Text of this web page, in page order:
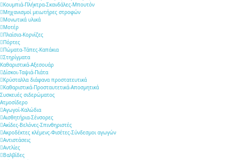
Κουμπιά-Πλήκτρα-Σκανδάλες-Μπουτόν
Μηχανισμοί μειωτήρες στροφών
Μονωτικά υλικά
Μοτέρ
Πλαίσια-Κορνίζες
Πόρτες
Πώματα-Τάπες-Καπάκια
Στηρίγματα
Καθαριστικά-Αξεσουάρ
Δίσκοι-Ταψιά-Πιάτα
Κρύσταλλα διάφανα προστατευτικά
Καθαριστικά-Προσταυτετικά-Αποσμητικά
Συσκευές σιδερώματος
Ατμοσίδερο
Αγωγοί-Καλώδια
Αισθητήρια-Σένσορες
Ακίδες-Βελόνες-Σπινθηριστές
Ακροδέκτες κλέμενς-Φισέτες-Σύνδεσμοι αγωγών
Αντιστάσεις
Αντλίες
Βαλβίδες